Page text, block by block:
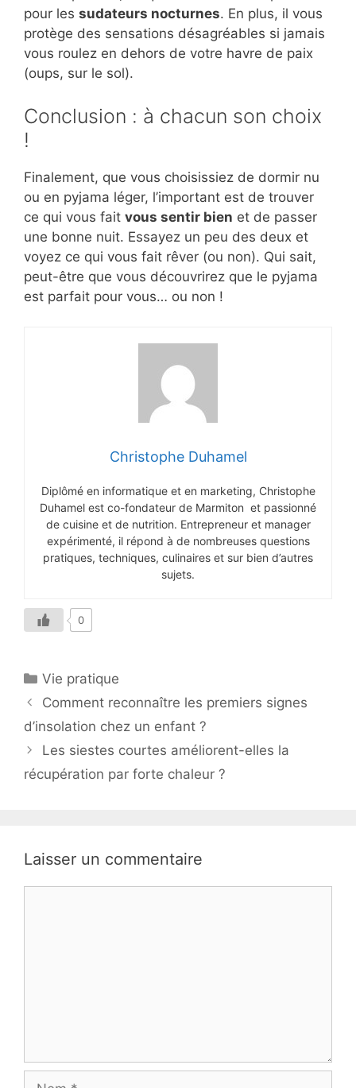
pour les sudateurs nocturnes. En plus, il vous
protège des sensations désagréables si jamais
vous roulez en dehors de votre havre de paix
(oups, sur le sol).
Conclusion : à chacun son choix
!
Finalement, que vous choisissiez de dormir nu
ou en pyjama léger, l’important est de trouver
ce qui vous fait vous sentir bien et de passer
une bonne nuit. Essayez un peu des deux et
voyez ce qui vous fait rêver (ou non). Qui sait,
peut-être que vous découvrirez que le pyjama
est parfait pour vous… ou non !
Christophe Duhamel
Diplômé en informatique et en marketing, Christophe
Duhamel est co-fondateur de Marmiton et passionné
de cuisine et de nutrition. Entrepreneur et manager
expérimenté, il répond à de nombreuses questions
pratiques, techniques, culinaires et sur bien d’autres
sujets.
0
Catégories
Vie pratique
Comment reconnaître les premiers signes
d’insolation chez un enfant ?
Les siestes courtes améliorent-elles la
récupération par forte chaleur ?
Laisser un commentaire
Nom